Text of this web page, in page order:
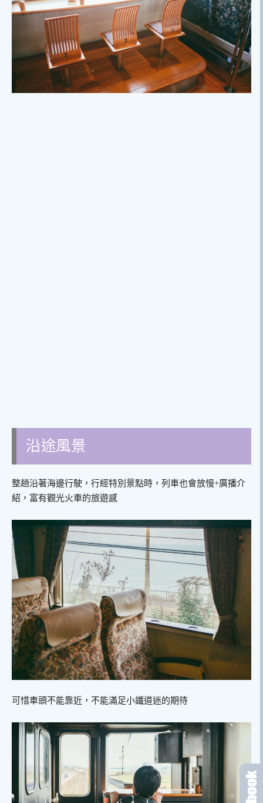
沿途風景
整趟沿著海邊行駛，行經特別景點時，列車也會放慢+廣播介
紹，富有觀光火車的旅遊感
可惜車頭不能靠近，不能滿足小鐵道迷的期待